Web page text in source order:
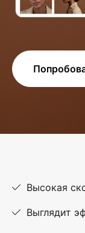
Высокая
Выглядит